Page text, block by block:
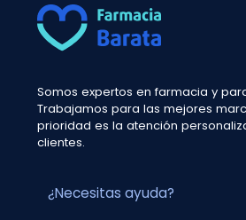
Somos expertos en farmacia y
Trabajamos para las mejores
prioridad es la atención
clientes.
¿Necesitas ayuda?